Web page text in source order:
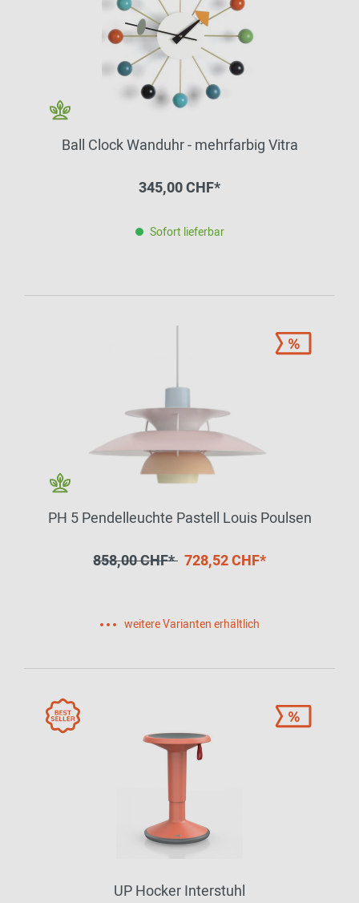
Ball Clock Wanduhr - mehrfarbig Vitra
345,00 CHF*
Sofort lieferbar
PH 5 Pendelleuchte Pastell Louis Poulsen
858,00 CHF* 728,52 CHF*
weitere Varianten erhältlich
UP Hocker Interstuhl